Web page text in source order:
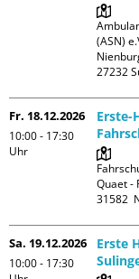
(ASN)
Fr. 18.12.2026
10:00 - 17:30
Uhr
Erste-
Quaet -
Sa. 19.12.2026
10:00 - 17:30
Erste